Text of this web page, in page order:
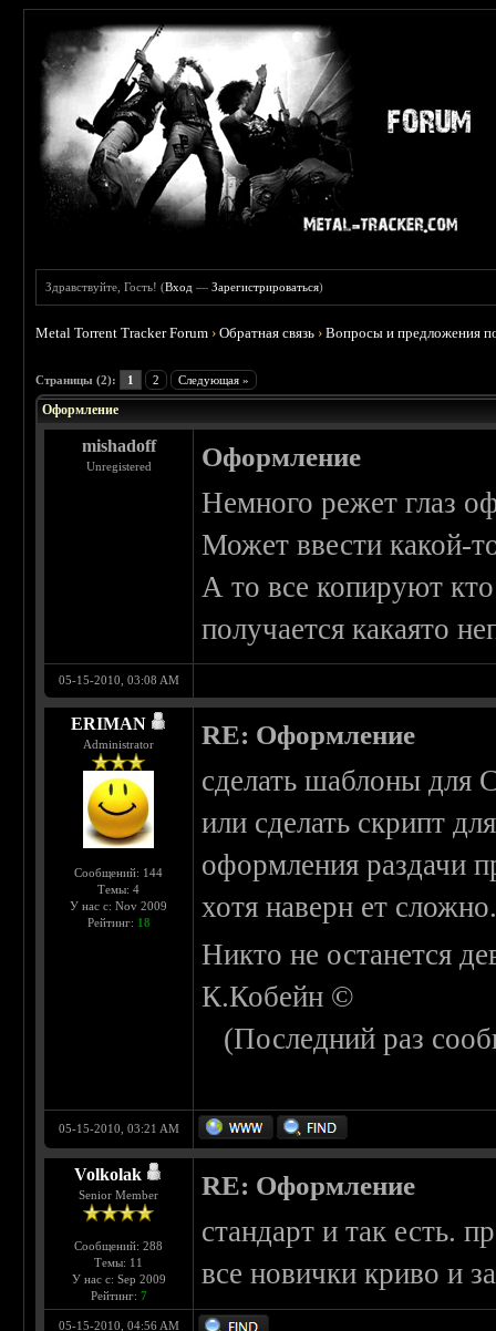
Здравствуйте, Гость! (Вход —Зарегистрироваться)
Metal Torrent Tracker Forum ›Обратная связь ›Вопросы и предложения
Страницы (2): 1 2 Следующая »
Оформление
mishadoff
Unregistered Оформление
Немного режет глаз
Может ввести какой-
А то все копируют
получается какаято
05-15-2010, 03:08 AM
ERIMAN
Administrator
Сообщений: 144
Темы: 4
У нас с: Nov 2009
Рейтинг: 18
RE: Оформление
сделать шаблоны для
или сделать скрипт
оформления раздачи
хотя наверн ет
Никто не останется
К.Кобейн ©
(Последний раз
05-15-2010, 03:21 AM
Volkolak
Senior Member
Сообщений: 288
Темы: 11
У нас с: Sep 2009
Рейтинг: 7
RE: Оформление
стандарт и так
все новички криво и
05-15-2010, 04:56 AM